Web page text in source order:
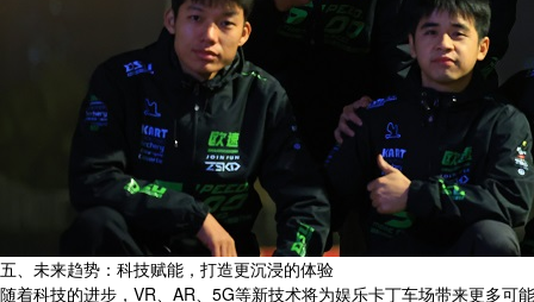
五、未来趋势：科技赋能，打造更沉浸的体验
随着科技的进步，VR、AR、5G等新技术将为娱乐卡丁车场带来更多可